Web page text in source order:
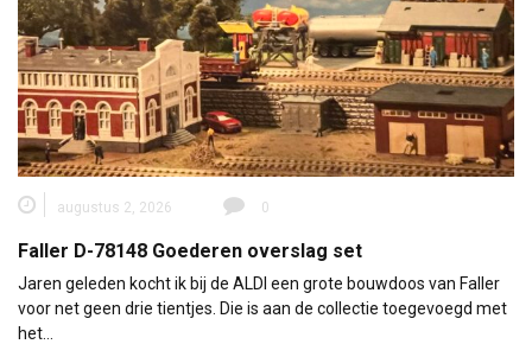
augustus 2, 2026 0
Faller D-78148 Goederen overslag set
Jaren geleden kocht ik bij de ALDI een grote bouwdoos van Faller
voor net geen drie tientjes. Die is aan de collectie toegevoegd met
het…